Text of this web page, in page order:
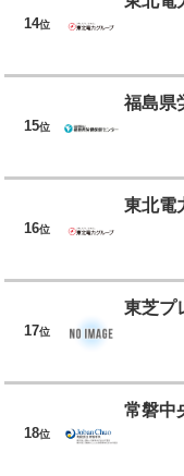
14位
15位
福島県
16位
東北電
17位
東芝プ
18位
常磐中